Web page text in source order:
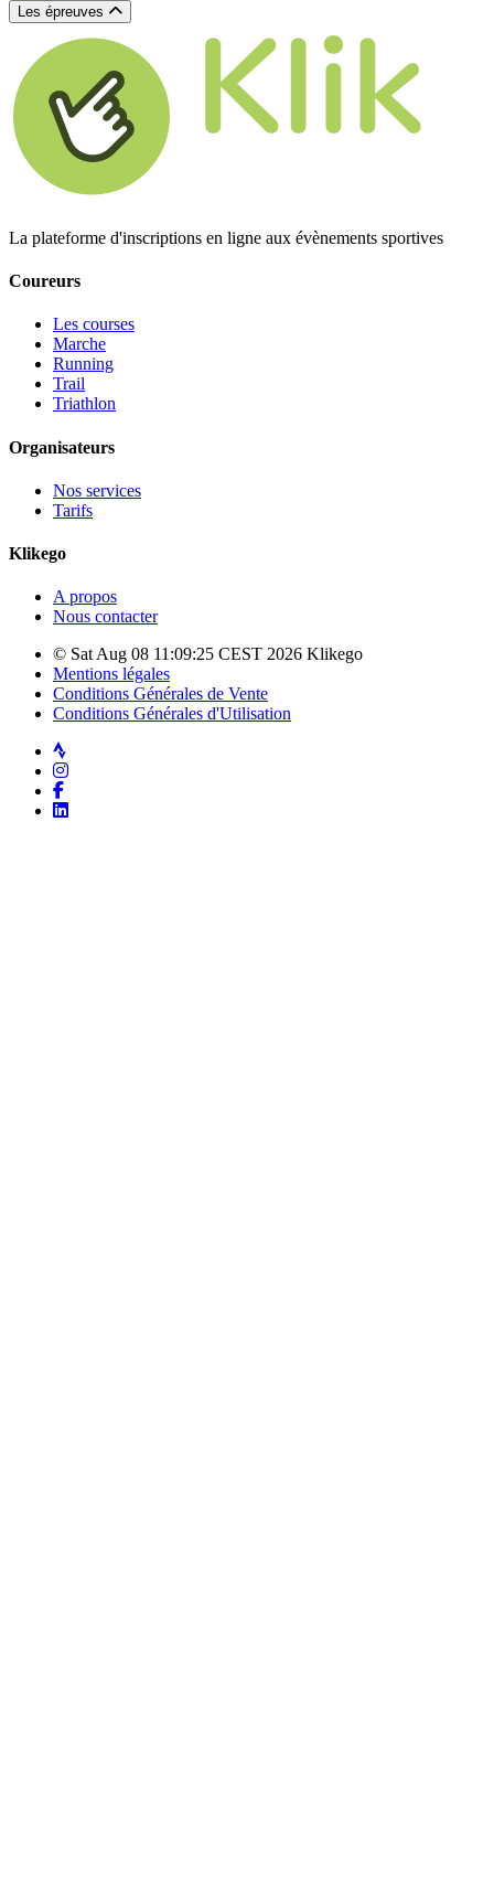
Les épreuves
La plateforme d'inscriptions en ligne aux évènements sportives
Coureurs
Les courses
Marche
Running
Trail
Triathlon
Organisateurs
Nos services
Tarifs
Klikego
A propos
Nous contacter
© Sat Aug 08 11:09:25 CEST 2026 Klikego
Mentions légales
Conditions Générales de Vente
Conditions Générales d'Utilisation
Strava
Instagram
Facebook
LinkedIn